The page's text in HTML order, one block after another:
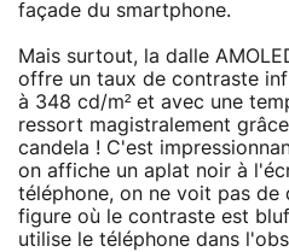
façade du smartphone.
Mais surtout, la dalle
offre un taux de contraste
à 348 cd/m² et avec une
ressort magistralement
candela ! C'est
on affiche un aplat noir à
téléphone, on ne voit pas de
figure où le contraste est
utilise le téléphone dans